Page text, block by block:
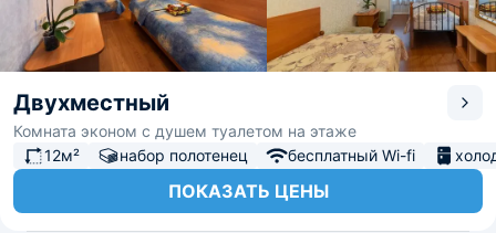
Двухместный
Комната эконом с душем туалетом на этаже
12м²
набор полотенец бесплатный Wi-fi
ПОКАЗАТЬ ЦЕНЫ